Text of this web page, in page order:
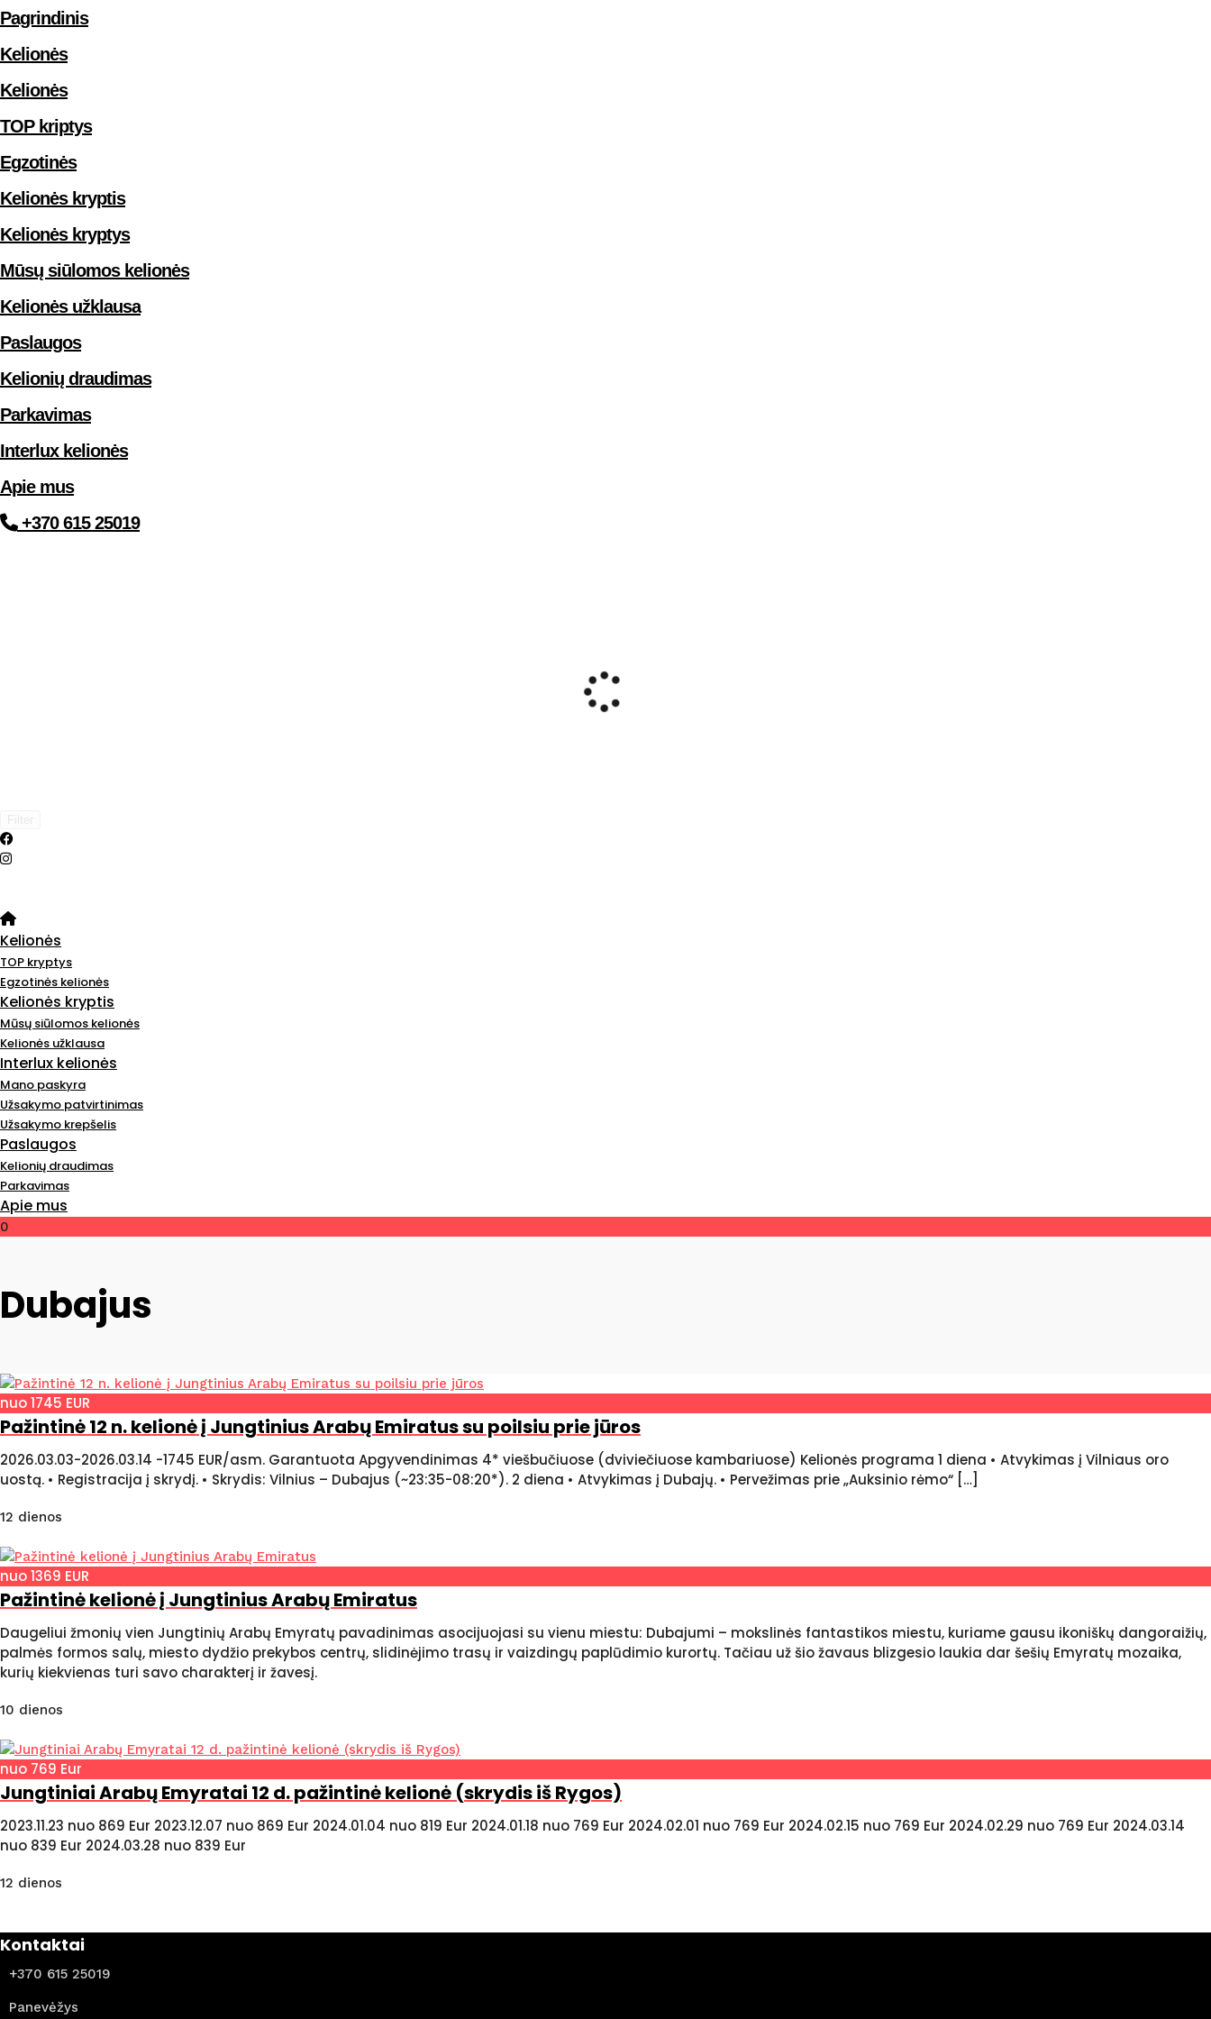
Pagrindinis
Kelionės
Kelionės
TOP kriptys
Egzotinės
Kelionės kryptis
Kelionės kryptys
Mūsų siūlomos kelionės
Kelionės užklausa
Paslaugos
Kelionių draudimas
Parkavimas
Interlux kelionės
Apie mus
+370 615 25019
Kelionės
TOP kryptys
Egzotinės kelionės
Kelionės kryptis
Mūsų siūlomos kelionės
Kelionės užklausa
Interlux kelionės
Mano paskyra
Užsakymo patvirtinimas
Užsakymo krepšelis
Paslaugos
Kelionių draudimas
Parkavimas
Apie mus
0
Dubajus
nuo 1745 EUR
Pažintinė 12 n. kelionė į Jungtinius Arabų Emiratus su poilsiu prie jūros
2026.03.03-2026.03.14 -1745 EUR/asm. Garantuota Apgyvendinimas 4* viešbučiuose (dviviečiuose kambariuose) Kelionės programa 1 diena • Atvykimas į Vilniaus oro
uostą. • Registracija į skrydį. • Skrydis: Vilnius – Dubajus (~23:35-08:20*). 2 diena • Atvykimas į Dubajų. • Pervežimas prie „Auksinio rėmo“ […]
12 dienos
nuo 1369 EUR
Pažintinė kelionė į Jungtinius Arabų Emiratus
Daugeliui žmonių vien Jungtinių Arabų Emyratų pavadinimas asocijuojasi su vienu miestu: Dubajumi – mokslinės fantastikos miestu, kuriame gausu ikoniškų dangoraižių,
palmės formos salų, miesto dydžio prekybos centrų, slidinėjimo trasų ir vaizdingų paplūdimio kurortų. Tačiau už šio žavaus blizgesio laukia dar šešių Emyratų mozaika,
kurių kiekvienas turi savo charakterį ir žavesį.
10 dienos
nuo 769 Eur
Jungtiniai Arabų Emyratai 12 d. pažintinė kelionė (skrydis iš Rygos)
2023.11.23 nuo 869 Eur 2023.12.07 nuo 869 Eur 2024.01.04 nuo 819 Eur 2024.01.18 nuo 769 Eur 2024.02.01 nuo 769 Eur 2024.02.15 nuo 769 Eur 2024.02.29 nuo 769 Eur 2024.03.14
nuo 839 Eur 2024.03.28 nuo 839 Eur
12 dienos
Kontaktai
+370 615 25019
Panevėžys